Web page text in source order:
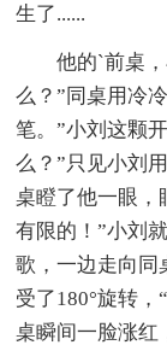
生了......
他的`前桌，
么？”同桌用冷
笔。”小刘这颗
么？”只见小刘
桌瞪了他一眼，
有限的！”小刘
歌，一边走向同
受了180°旋转
桌瞬间一脸涨红